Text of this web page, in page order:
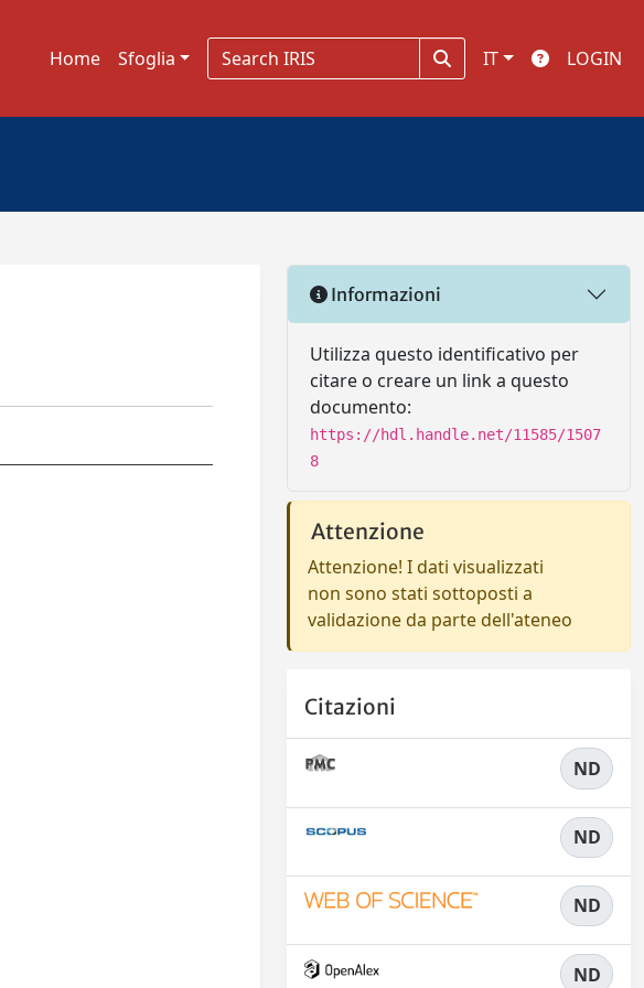
Home Sfoglia IT LOGIN
Informazioni
Utilizza questo identificativo per
citare o creare un link a questo
documento:
https://hdl.handle.net/11585/1507
8
Attenzione
Attenzione! I dati visualizzati
non sono stati sottoposti a
validazione da parte dell'ateneo
Citazioni
ND
ND
ND
ND